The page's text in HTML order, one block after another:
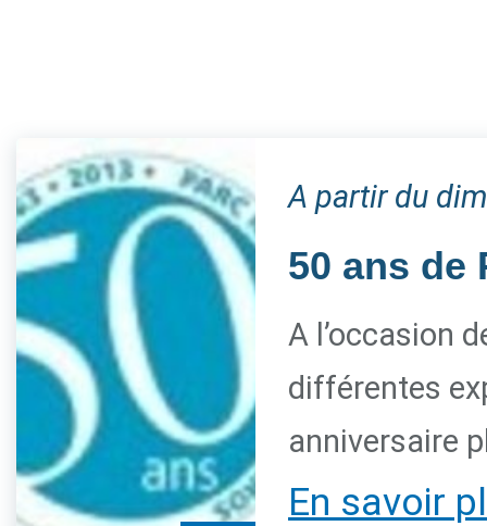
A partir du
50 ans de
A l’occasion
différentes
anniversaire
En savoir